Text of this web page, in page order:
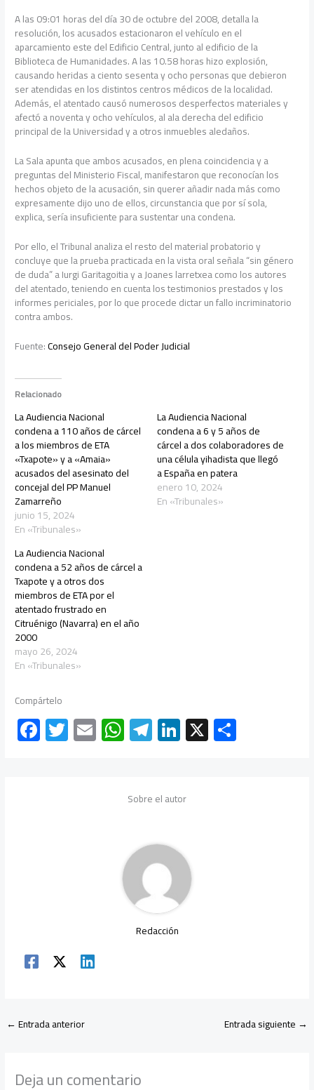
A las 09:01 horas del día 30 de octubre del 2008, detalla la
resolución, los acusados estacionaron el vehículo en el
aparcamiento este del Edificio Central, junto al edificio de la
Biblioteca de Humanidades. A las 10.58 horas hizo explosión,
causando heridas a ciento sesenta y ocho personas que debieron
ser atendidas en los distintos centros médicos de la localidad.
Además, el atentado causó numerosos desperfectos materiales y
afectó a noventa y ocho vehículos, al ala derecha del edificio
principal de la Universidad y a otros inmuebles aledaños.
La Sala apunta que ambos acusados, en plena coincidencia y a
preguntas del Ministerio Fiscal, manifestaron que reconocían los
hechos objeto de la acusación, sin querer añadir nada más como
expresamente dijo uno de ellos, circunstancia que por sí sola,
explica, sería insuficiente para sustentar una condena.
Por ello, el Tribunal analiza el resto del material probatorio y
concluye que la prueba practicada en la vista oral señala “sin género
de duda” a Iurgi Garitagoitia y a Joanes larretxea como los autores
del atentado, teniendo en cuenta los testimonios prestados y los
informes periciales, por lo que procede dictar un fallo incriminatorio
contra ambos.
Fuente:Consejo General del Poder Judicial
Relacionado
La Audiencia Nacional
condena a 110 años de cárcel
a los miembros de ETA
«Txapote» y a «Amaia»
acusados del asesinato del
concejal del PP Manuel
Zamarreño
junio 15, 2024
En «Tribunales»
La Audiencia Nacional
condena a 6 y 5 años de
cárcel a dos colaboradores de
una célula yihadista que llegó
a España en patera
enero 10, 2024
En «Tribunales»
La Audiencia Nacional
condena a 52 años de cárcel a
Txapote y a otros dos
miembros de ETA por el
atentado frustrado en
Citruénigo (Navarra) en el año
2000
mayo 26, 2024
En «Tribunales»
Compártelo
F
ac
T
wi
E
m
W
h
s
p
p
Te
le
a
Li
nk
dI
X
Sobre el autor
Redacción
←Entrada anterior Entrada siguiente →
Deja un comentario